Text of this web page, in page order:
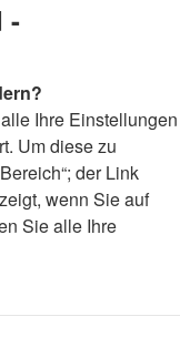
-
Ihre Einstellungen
Um diese zu
der Link
wenn Sie auf
Sie alle Ihre